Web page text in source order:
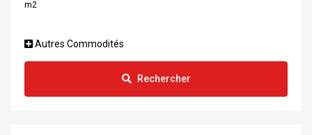
m2
Autres Commodités
Rechercher